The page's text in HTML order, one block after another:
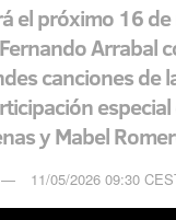
el próximo 16
Arrabal
canciones de
y Mabel
11/05/2026 09:30